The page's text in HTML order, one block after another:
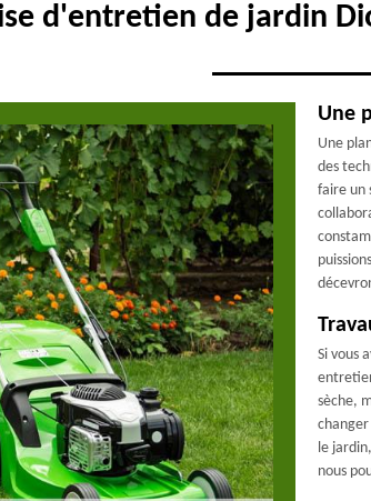
d'entretien de jardin
Une
Une
des
faire un
Si vous
sèche,
changer
le
nous